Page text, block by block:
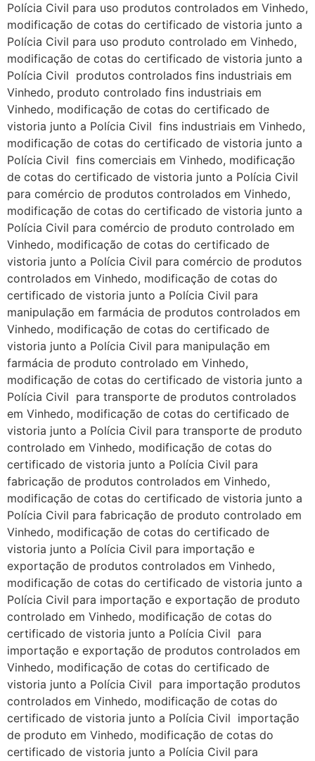
Polícia Civil para uso produtos controlados em Vinhedo,
modificação de cotas do certificado de vistoria junto a
Polícia Civil para uso produto controlado em Vinhedo,
modificação de cotas do certificado de vistoria junto a
Polícia Civil produtos controlados fins industriais em
Vinhedo, produto controlado fins industriais em
Vinhedo, modificação de cotas do certificado de
vistoria junto a Polícia Civil fins industriais em Vinhedo,
modificação de cotas do certificado de vistoria junto a
Polícia Civil fins comerciais em Vinhedo, modificação
de cotas do certificado de vistoria junto a Polícia Civil
para comércio de produtos controlados em Vinhedo,
modificação de cotas do certificado de vistoria junto a
Polícia Civil para comércio de produto controlado em
Vinhedo, modificação de cotas do certificado de
vistoria junto a Polícia Civil para comércio de produtos
controlados em Vinhedo, modificação de cotas do
certificado de vistoria junto a Polícia Civil para
manipulação em farmácia de produtos controlados em
Vinhedo, modificação de cotas do certificado de
vistoria junto a Polícia Civil para manipulação em
farmácia de produto controlado em Vinhedo,
modificação de cotas do certificado de vistoria junto a
Polícia Civil para transporte de produtos controlados
em Vinhedo, modificação de cotas do certificado de
vistoria junto a Polícia Civil para transporte de produto
controlado em Vinhedo, modificação de cotas do
certificado de vistoria junto a Polícia Civil para
fabricação de produtos controlados em Vinhedo,
modificação de cotas do certificado de vistoria junto a
Polícia Civil para fabricação de produto controlado em
Vinhedo, modificação de cotas do certificado de
vistoria junto a Polícia Civil para importação e
exportação de produtos controlados em Vinhedo,
modificação de cotas do certificado de vistoria junto a
Polícia Civil para importação e exportação de produto
controlado em Vinhedo, modificação de cotas do
certificado de vistoria junto a Polícia Civil para
importação e exportação de produtos controlados em
Vinhedo, modificação de cotas do certificado de
vistoria junto a Polícia Civil para importação produtos
controlados em Vinhedo, modificação de cotas do
certificado de vistoria junto a Polícia Civil importação
de produto em Vinhedo, modificação de cotas do
certificado de vistoria junto a Polícia Civil para